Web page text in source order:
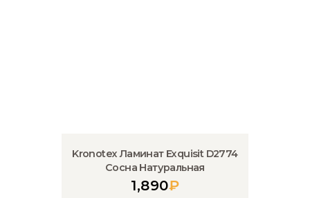
Kronotex Ламинат Exquisit D2774
Сосна Натуральная
1,890₽